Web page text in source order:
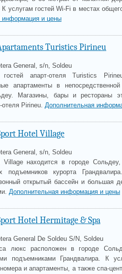
гостей Wi-Fi в местах
информация и цены
Turistics Pirineu
General, s/n, Soldeu
апарт-отеля Turistics
апартаменты в
Магазины, бары и рестораны
отеля Pirineu. Дополнительная
Hotel Village
General, s/n, Soldeu
находится в городе
подъемников курорта
открытый бассейн и большая
Дополнительная информация и цены
Hotel Hermitage & Spa
General De Soldeu S/N, Soldeu
люкс расположен в городе
подъемниками Грандвалира. К
и апартаменты, а также спа-